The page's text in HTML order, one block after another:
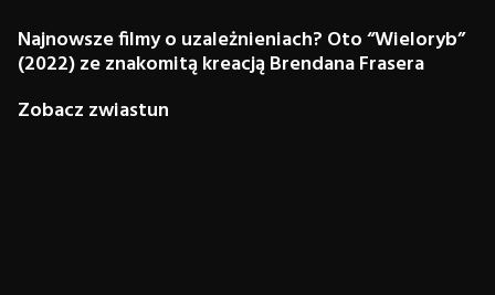
Najnowsze filmy o uzależnieniach? Oto “Wieloryb”
(2022) ze znakomitą kreacją Brendana Frasera
Zobacz zwiastun